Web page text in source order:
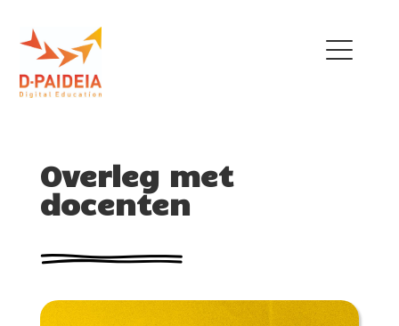
OUR TEAM
NEWS
Overleg met
docenten